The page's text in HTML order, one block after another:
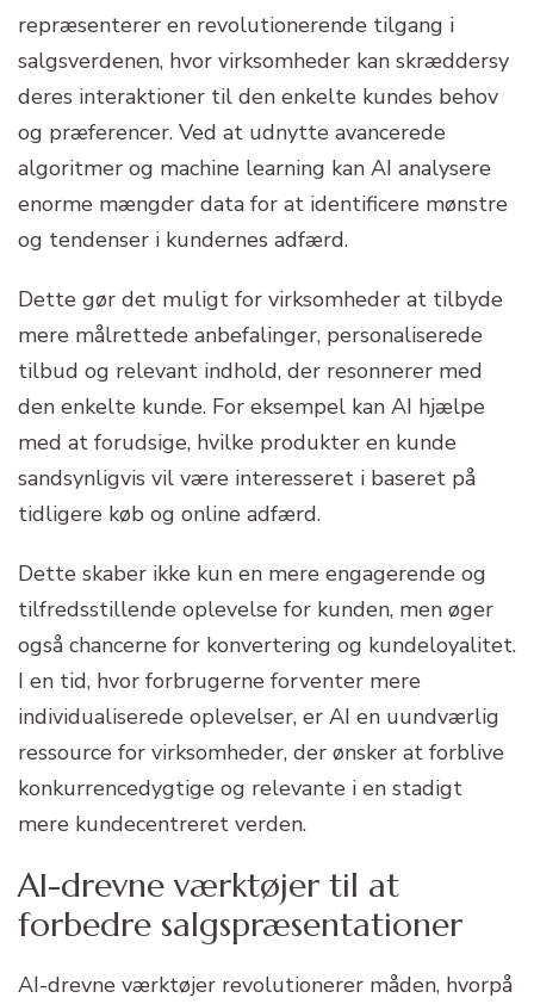
repræsenterer en revolutionerende tilgang i
salgsverdenen, hvor virksomheder kan skræddersy
deres interaktioner til den enkelte kundes behov
og præferencer. Ved at udnytte avancerede
algoritmer og machine learning kan AI analysere
enorme mængder data for at identificere mønstre
og tendenser i kundernes adfærd.
Dette gør det muligt for virksomheder at tilbyde
mere målrettede anbefalinger, personaliserede
tilbud og relevant indhold, der resonnerer med
den enkelte kunde. For eksempel kan AI hjælpe
med at forudsige, hvilke produkter en kunde
sandsynligvis vil være interesseret i baseret på
tidligere køb og online adfærd.
Dette skaber ikke kun en mere engagerende og
tilfredsstillende oplevelse for kunden, men øger
også chancerne for konvertering og kundeloyalitet.
I en tid, hvor forbrugerne forventer mere
individualiserede oplevelser, er AI en uundværlig
ressource for virksomheder, der ønsker at forblive
konkurrencedygtige og relevante i en stadigt
mere kundecentreret verden.
AI-drevne værktøjer til at
forbedre salgspræsentationer
AI-drevne værktøjer revolutionerer måden, hvorpå